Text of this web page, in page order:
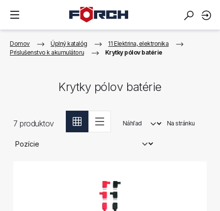
Domov Úplný katalóg
11 Elektrina, elektronika
Príslušenstvo k akumulátoru
Krytky pólov batérie
Krytky pólov batérie
7 produktov Náhľad Na stránku